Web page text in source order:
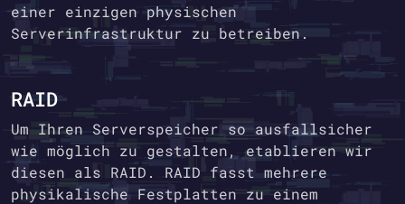
einer einzigen physischen
Serverinfrastruktur zu betreiben.
RAID
Um Ihren Serverspeicher so ausfallsicher
wie möglich zu gestalten, etablieren wir
diesen als RAID. RAID fasst mehrere
physikalische Festplatten zu einem